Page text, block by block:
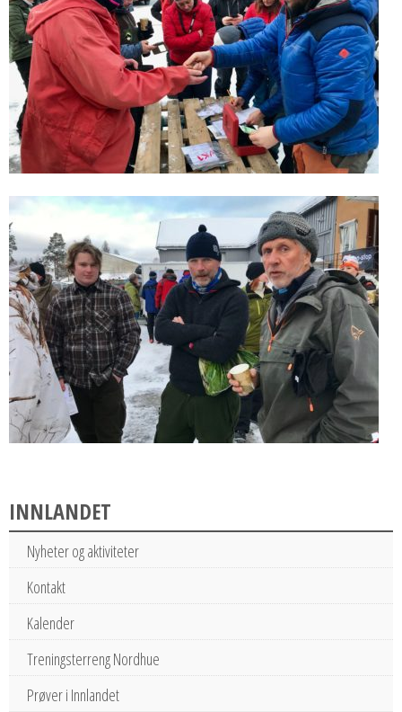
INNLANDET
Nyheter og aktiviteter
Kontakt
Kalender
Treningsterreng Nordhue
Prøver i Innlandet